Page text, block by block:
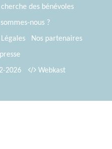
cherche des bénévoles
nous ?
Nos partenaires
2026
Webkast